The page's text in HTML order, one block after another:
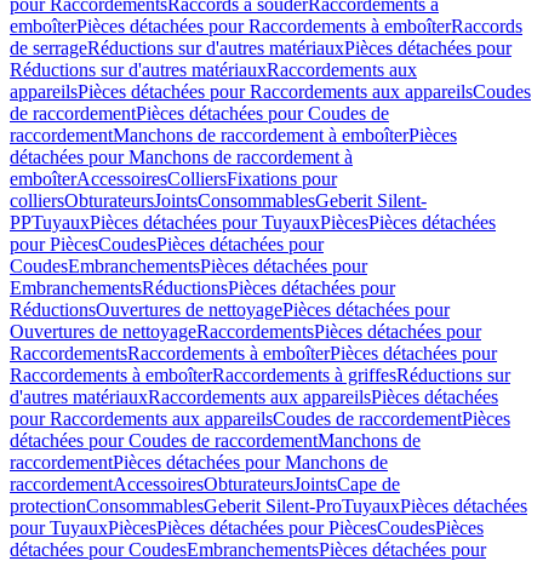
pour RaccordementsRaccords à souderRaccordements à
emboîterPièces détachées pour Raccordements à emboîterRaccords
de serrageRéductions sur d'autres matériauxPièces détachées pour
Réductions sur d'autres matériauxRaccordements aux
appareilsPièces détachées pour Raccordements aux appareilsCoudes
de raccordementPièces détachées pour Coudes de
raccordementManchons de raccordement à emboîterPièces
détachées pour Manchons de raccordement à
emboîterAccessoiresColliersFixations pour
colliersObturateursJointsConsommablesGeberit Silent-
PPTuyauxPièces détachées pour TuyauxPiècesPièces détachées
pour PiècesCoudesPièces détachées pour
CoudesEmbranchementsPièces détachées pour
EmbranchementsRéductionsPièces détachées pour
RéductionsOuvertures de nettoyagePièces détachées pour
Ouvertures de nettoyageRaccordementsPièces détachées pour
RaccordementsRaccordements à emboîterPièces détachées pour
Raccordements à emboîterRaccordements à griffesRéductions sur
d'autres matériauxRaccordements aux appareilsPièces détachées
pour Raccordements aux appareilsCoudes de raccordementPièces
détachées pour Coudes de raccordementManchons de
raccordementPièces détachées pour Manchons de
raccordementAccessoiresObturateursJointsCape de
protectionConsommablesGeberit Silent-ProTuyauxPièces détachées
pour TuyauxPiècesPièces détachées pour PiècesCoudesPièces
détachées pour CoudesEmbranchementsPièces détachées pour